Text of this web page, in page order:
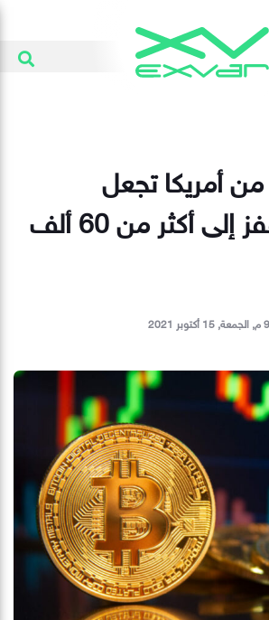
أمريكا تجعل
البيتكوين تقفز إلى أكثر من 60 ألف